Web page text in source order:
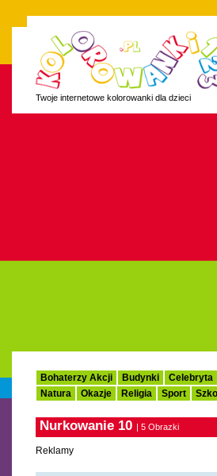
Twoje internetowe kolorowanki dla dzieci
Bohaterzy Akcji Budynki Celebryta
Natura
Okazje Religia Sport
Nurkowanie 10 | 5 Obrazki
Reklamy